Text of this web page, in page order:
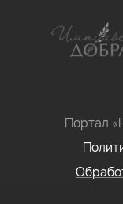
Портал